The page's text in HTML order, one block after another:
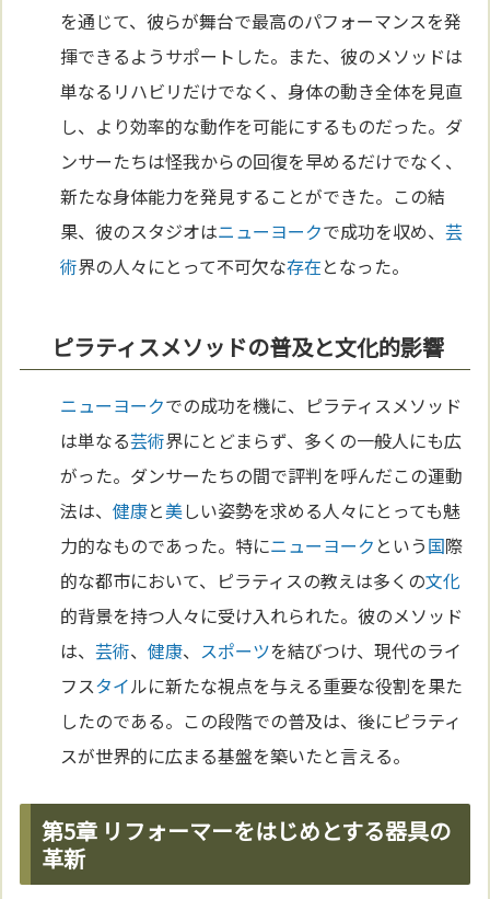
を通じて、彼らが舞台で最高のパフォーマンスを発
揮できるようサポートした。また、彼のメソッドは
単なるリハビリだけでなく、身体の動き全体を見直
し、より効率的な動作を可能にするものだった。ダ
ンサーたちは怪我からの回復を早めるだけでなく、
新たな身体能力を発見することができた。この結
果、彼のスタジオはニューヨークで成功を収め、芸
術界の人々にとって不可欠な存在となった。
ピラティスメソッドの普及と文化的影響
ニューヨークでの成功を機に、ピラティスメソッド
は単なる芸術界にとどまらず、多くの一般人にも広
がった。ダンサーたちの間で評判を呼んだこの運動
法は、健康と美しい姿勢を求める人々にとっても魅
力的なものであった。特にニューヨーク という国際
的な都市において、ピラティスの教えは多くの文化
的背景を持つ人々に受け入れられた。彼のメソッド
は、芸術、健康、 スポーツを結びつけ、現代のライ
フスタイルに新たな視点を与える重要な役割を果た
したのである。この段階での普及は、後にピラティ
スが世界的に広まる基盤を築いたと言える。
第5章 リフォーマーをはじめとする器具の
革新